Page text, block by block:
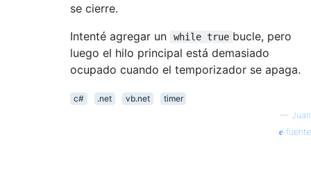
se cierre.
Intenté agregar un
while true bucle, pero
luego el hilo principal está demasiado
ocupado cuando el temporizador se apaga.
c# .net vb.net
timer
— Juan
fuente